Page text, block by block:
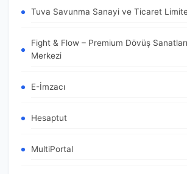
Tuva Savunma Sanayi ve Ticaret
Fight & Flow – Premium Dövüş
Merkezi
E-İmzacı
Hesaptut
MultiPortal